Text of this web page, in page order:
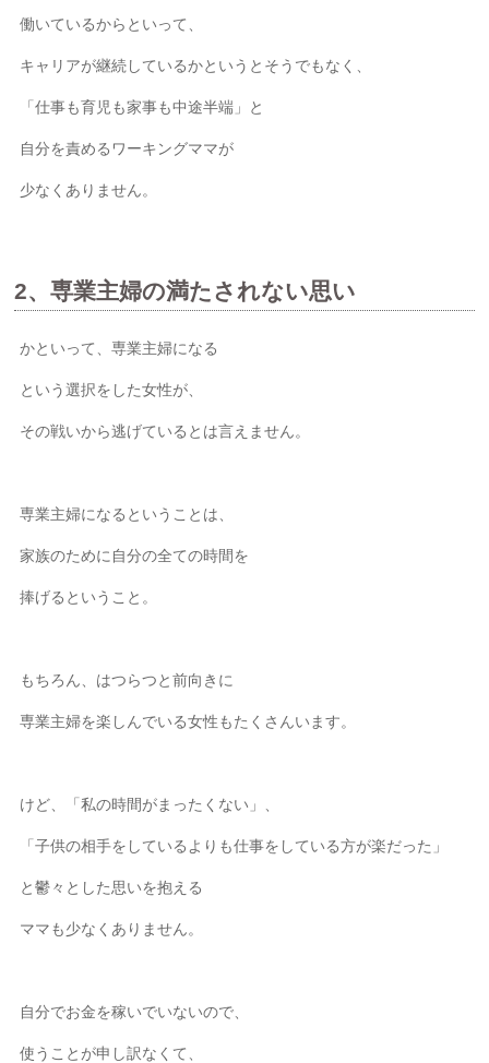
働いているからといって、
キャリアが継続しているかというとそうでもなく、
「仕事も育児も家事も中途半端」と
自分を責めるワーキングママが
少なくありません。
2、専業主婦の満たされない思い
かといって、専業主婦になる
という選択をした女性が、
その戦いから逃げているとは言えません。
専業主婦になるということは、
家族のために自分の全ての時間を
捧げるということ。
もちろん、はつらつと前向きに
専業主婦を楽しんでいる女性もたくさんいます。
けど、「私の時間がまったくない」、
「子供の相手をしているよりも仕事をしている方が楽だった」
と鬱々とした思いを抱える
ママも少なくありません。
自分でお金を稼いでいないので、
使うことが申し訳なくて、